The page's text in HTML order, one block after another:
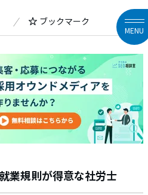
ブックマーク
MENU
業規則が得意な社労士